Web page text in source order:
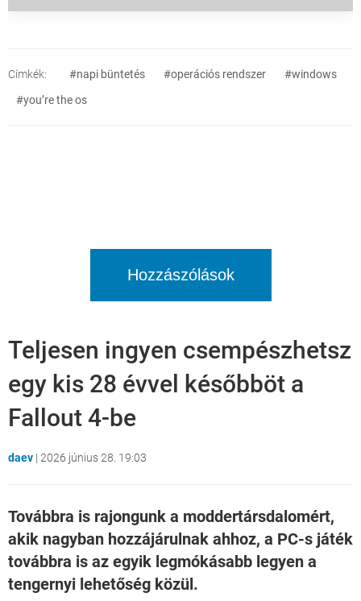
Címkék: #napi büntetés #operációs rendszer
#windows
#you’re the os
Hozzászólások
Teljesen ingyen csempészhetsz
egy kis 28 évvel későbböt a
Fallout 4-be
daev | 2026 június 28. 19:03
Továbbra is rajongunk a moddertársdalomért,
akik nagyban hozzájárulnak ahhoz, a PC-s játék
továbbra is az egyik legmókásabb legyen a
tengernyi lehetőség közül.